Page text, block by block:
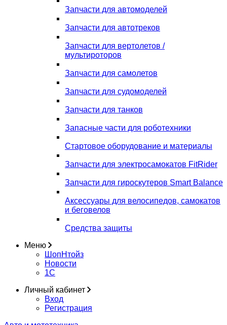
Запчасти для автомоделей
Запчасти для автотреков
Запчасти для вертолетов /
мультироторов
Запчасти для самолетов
Запчасти для судомоделей
Запчасти для танков
Запасные части для роботехники
Стартовое оборудование и материалы
Запчасти для электросамокатов FitRider
Запчасти для гироскутеров Smart Balance
Аксессуары для велосипедов, самокатов
и беговелов
Средства защиты
Меню
ШопНтойз
Новости
1C
Личный кабинет
Вход
Регистрация